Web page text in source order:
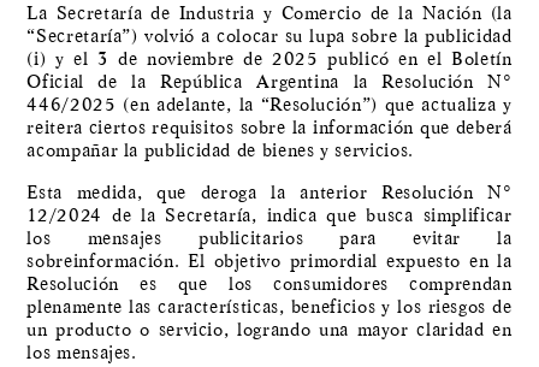
La Secretaría de Industria y Comercio de la Nación (la
“Secretaría”) volvió a colocar su lupa sobre la publicidad
(i) y el 3 de noviembre de 2025 publicó en el Boletín
Oficial de la República Argentina la Resolución N°
446/2025 (en adelante, la “Resolución”) que actualiza y
reitera ciertos requisitos sobre la información que deberá
acompañar la publicidad de bienes y servicios.
Esta medida, que deroga la anterior Resolución N°
12/2024 de la Secretaría, indica que busca simplificar
los mensajes publicitarios para evitar la
sobreinformación. El objetivo primordial expuesto en la
Resolución es que los consumidores comprendan
plenamente las características, beneficios y los riesgos de
un producto o servicio, logrando una mayor claridad en
los mensajes.